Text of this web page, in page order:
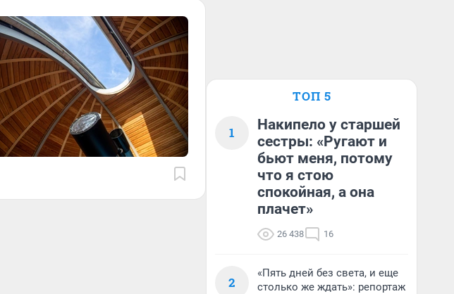
ТОП 5
1
Накипело у старшей
сестры: «Ругают и
бьют меня, потому
что я стою
спокойная, а она
плачет»
26 438 16
2
«Пять дней без света, и еще
столько же ждать»: репортаж